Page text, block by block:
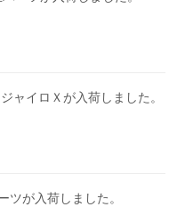
ャイロＸが入荷しました。
ツが入荷しました。